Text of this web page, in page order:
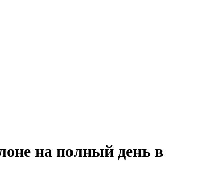
на полный день в